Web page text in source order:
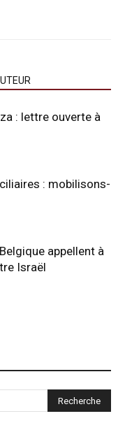
: lettre ouverte à
: mobilisons-
appellent à
Israël